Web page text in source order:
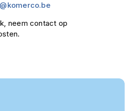
neem contact op